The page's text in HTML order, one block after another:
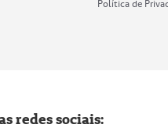
Política de
redes sociais: